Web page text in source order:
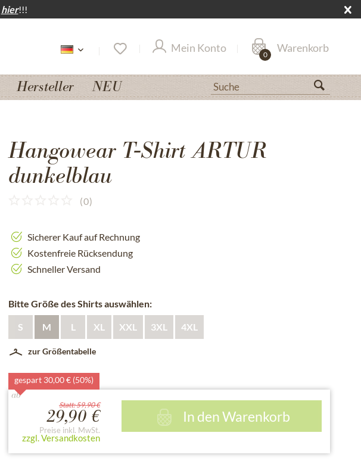
hier!!!
Mein Konto Warenkorb
0
Hersteller NEU
Hangowear T-Shirt ARTUR
dunkelblau
(0)
Sicherer Kauf auf Rechnung
Kostenfreie Rücksendung
Schneller Versand
Bitte Größe des Shirts auswählen:
S M L XL XXL 3XL 4XL
zur Größentabelle
Statt: 59,90 €
ab
29,90 €
gespart 30,00 € (50%)
Preise inkl. MwSt.
zzgl. Versandkosten
In denWarenkorb